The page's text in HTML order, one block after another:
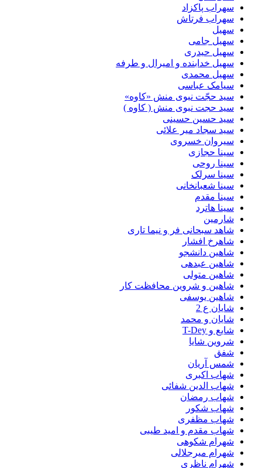
سهراب پاکزاد
سهراب فرتاش
سهیل
سهیل جامی
سهیل حیدری
سهیل خدابنده و امیرال و طرفه
سهیل محمدی
سیامک عباسی
سید حجّت نبوی منش «کاوه»
سید حجت نبوی منش ( کاوه )
سید حسین حسینى
سید سجاد میر علائی
سیروان خسروی
سینا حجازی
سینا روحی
سینا سرلک
سینا شعبانخانی
سینا مقدم
سینا هاترد
شارمین
شاهد سبحانی فر و نیما تاری
شاهرخ افشار
شاهین دانشجو
شاهین عبدهی
شاهین متولی
شاهین و شروین محافظت کار
شاهین یوسفی
شایان ع 2
شایان و محمد
شایع و T-Dey
شروین شایا
شفق
شمس آریان
شهاب اکبری
شهاب الدین شفائی
شهاب رمضان
شهاب شکور
شهاب مظفری
شهاب مقدم و امید طیبی
شهرام شکوهی
شهرام میرجلالی
شهرام ناظری